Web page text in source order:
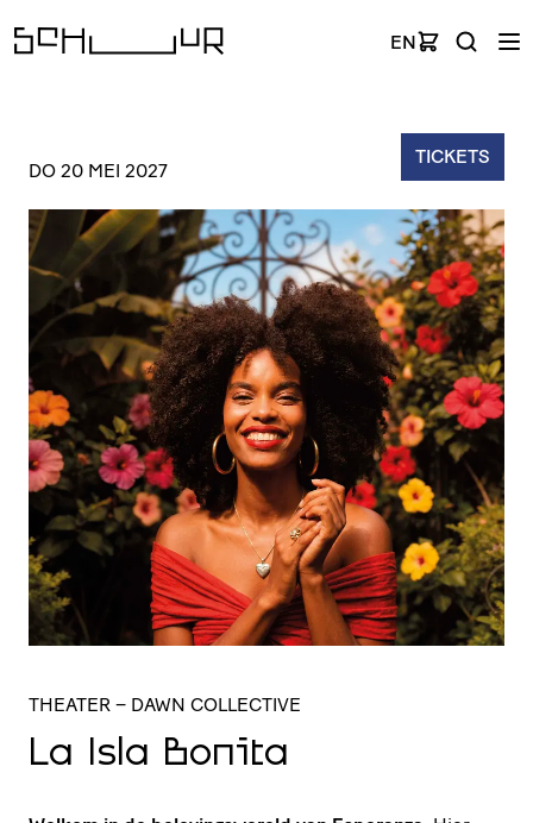
EN
TICKETS
DO 20 MEI 2027
THEATER – DAWN COLLECTIVE
La Isla Bonita